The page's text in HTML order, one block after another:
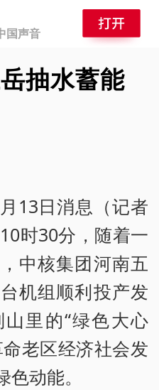
国声音
抽水蓄能
13日消息（记者
时30分，随着一
中核集团河南五
机组顺利投产发
里的“绿色大心
老区经济社会发
动能。